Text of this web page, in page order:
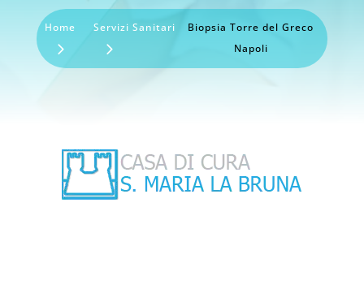
Home Servizi Sanitari
Biopsia Torre del Greco
Napoli